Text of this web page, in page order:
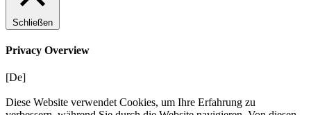
Schließen
Privacy Overview
[De]
Diese Website verwendet Cookies, um Ihre Erfahrung zu